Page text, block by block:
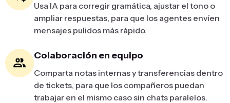
Usa IA para corregir gramática, ajustar el tono o
ampliar respuestas, para que los agentes envíen
mensajes pulidos más rápido.
Colaboración en equipo
Comparta notas internas y transferencias dentro
de tickets, para que los compañeros puedan
trabajar en el mismo caso sin chats paralelos.